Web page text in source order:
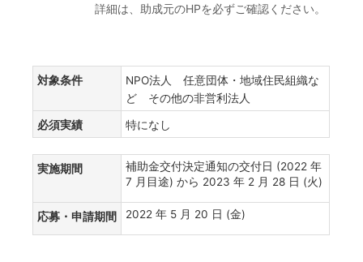
詳細は、助成元のHPを必ずご確認ください。
対象条件
NPO法人 任意団体・地域住民組織な
ど その他の非営利法人
必須実績 特になし
実施期間
補助金交付決定通知の交付日 (2022 年
7 月目途) から 2023 年 2 月 28 日 (火)
応募・申請期間 2022 年 5 月 20 日 (金)